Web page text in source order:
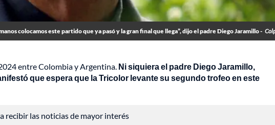
colocamos este partido que ya pasó y la gran final que llega”, dijo el padre Diego Jaramillo -
entre Colombia y Argentina. Ni siquiera el padre Diego Jaramillo,
que espera que la Tricolor levante su segundo trofeo en este
recibir las noticias de mayor interés